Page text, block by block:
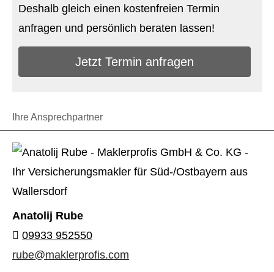
Deshalb gleich einen kostenfreien Termin
anfragen und persönlich beraten lassen!
Jetzt Termin anfragen
Ihre Ansprechpartner
Anatolij Rube
09933 952550
rube@maklerprofis.com